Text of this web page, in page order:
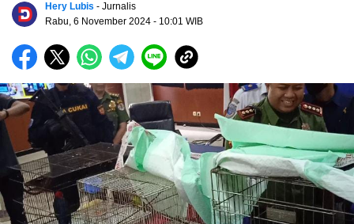
Hery Lubis - Jurnalis
Rabu, 6 November 2024 - 10:01 WIB